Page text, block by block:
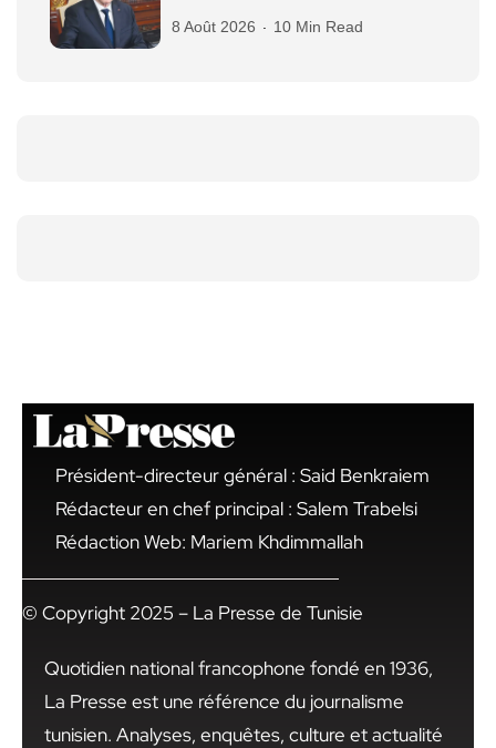
8 Août 2026 10 Min Read
Président-directeur général : Said Benkraiem
Rédacteur en chef principal : Salem Trabelsi
Rédaction Web: Mariem Khdimmallah
© Copyright 2025 – La Presse de Tunisie
Quotidien national francophone fondé en 1936,
La Presse est une référence du journalisme
tunisien. Analyses, enquêtes, culture et actualité